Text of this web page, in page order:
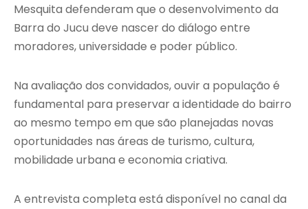
Mesquita defenderam que o desenvolvimento da
Barra do Jucu deve nascer do diálogo entre
moradores, universidade e poder público.
Na avaliação dos convidados, ouvir a população é
fundamental para preservar a identidade do bairro
ao mesmo tempo em que são planejadas novas
oportunidades nas áreas de turismo, cultura,
mobilidade urbana e economia criativa.
A entrevista completa está disponível no canal da